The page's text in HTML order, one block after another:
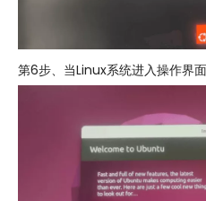
第6步、当Linux系统进入操作界